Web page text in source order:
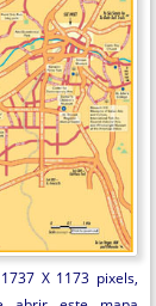
X 1173 pixels,